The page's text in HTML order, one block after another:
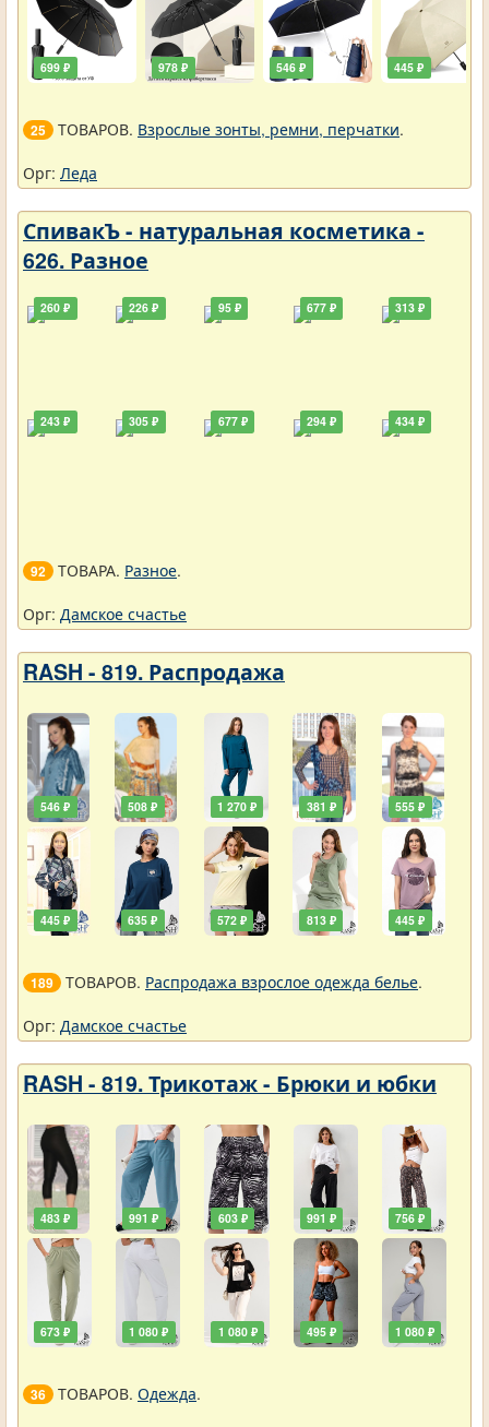
699 ₽ 978 ₽ 546 ₽ 445 ₽
25 ТОВАРОВ. Взрослые зонты, ремни, перчатки.
Орг: Леда
СпивакЪ - натуральная косметика -
626. Разное
260 ₽
243 ₽
226 ₽
305 ₽
95 ₽
677 ₽
677 ₽
294 ₽
313 ₽
434 ₽
92 ТОВАРА. Разное.
Орг: Дамское счастье
RASH - 819. Распродажа
546 ₽
445 ₽
508 ₽
635 ₽
1 270 ₽
572 ₽
381 ₽
813 ₽
555 ₽
445 ₽
189 ТОВАРОВ. Распродажа взрослое одежда белье.
Орг: Дамское счастье
RASH - 819. Трикотаж - Брюки и юбки
483 ₽
673 ₽
991 ₽
1 080 ₽
603 ₽
1 080 ₽
991 ₽
495 ₽
756 ₽
1 080 ₽
36 ТОВАРОВ. Одежда.